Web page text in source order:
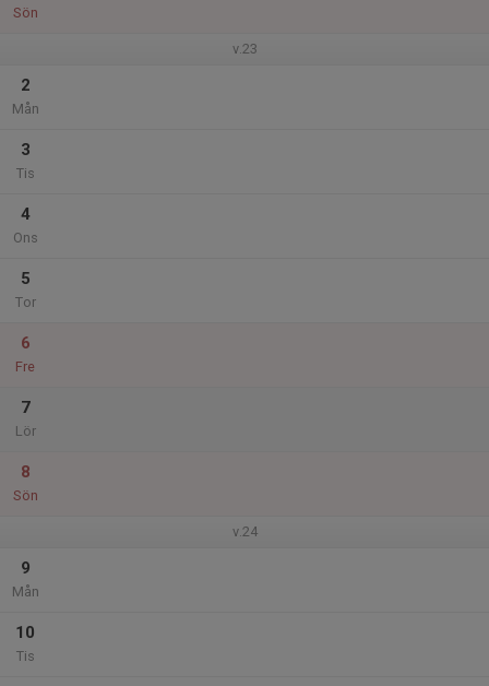
Sön
v.23
2
Mån
3
Tis
4
Ons
5
Tor
6
Fre
7
Lör
8
Sön
v.24
9
Mån
10
Tis